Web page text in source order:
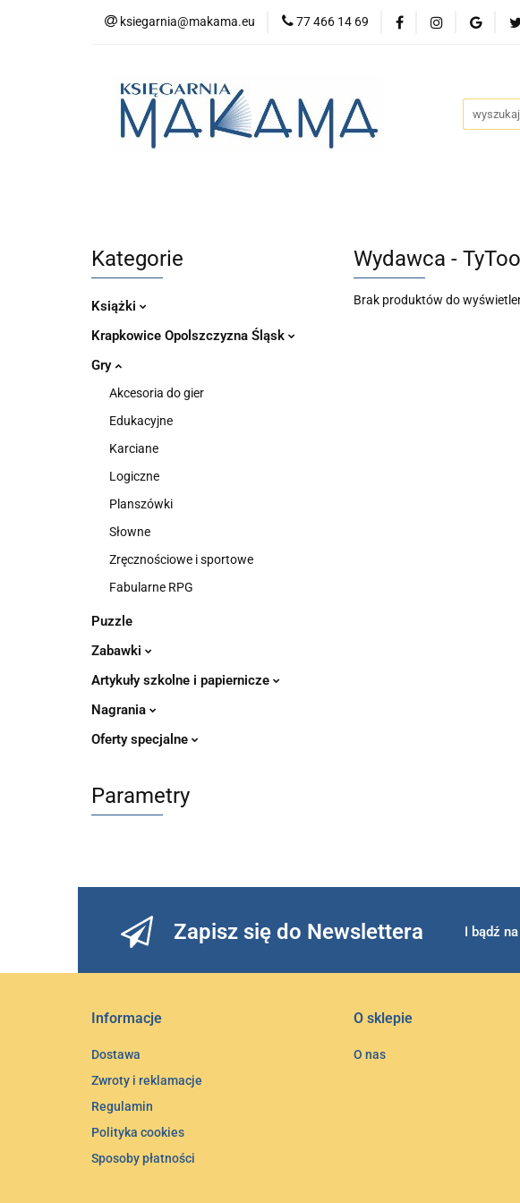
ksiegarnia@makama.eu 77 466 14 69
Kategorie Nowości
Kategorie
Książki
Krapkowice Opolszczyzna Śląsk
Gry
Akcesoria do gier
Edukacyjne
Karciane
Logiczne
Planszówki
Słowne
Zręcznościowe i sportowe
Fabularne RPG
Puzzle
Zabawki
Artykuły szkolne i papiernicze
Nagrania
Oferty specjalne
Parametry
Wydawca - TyToo
Brak produktów do
Zapisz się do Newslettera I bądź
Informacje
Dostawa
Zwroty i reklamacje
Regulamin
Polityka cookies
Sposoby płatności
O sklepie
O nas